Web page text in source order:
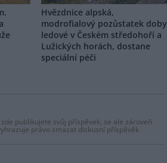
Hvězdnice alpská,
modrofialový pozůstatek doby
ledové v Českém středohoří a
Lužických horách, dostane
speciální péči
publikujete svůj příspěvek, se ale zároveň
právo smazat diskusní příspěvěk